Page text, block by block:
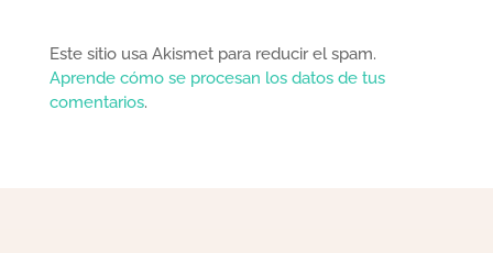
Este sitio usa Akismet para reducir el spam.
Aprende cómo se procesan los datos de tus
comentarios.